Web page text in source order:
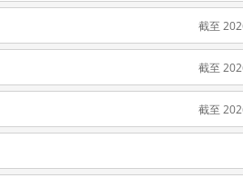
截至
截至
截至